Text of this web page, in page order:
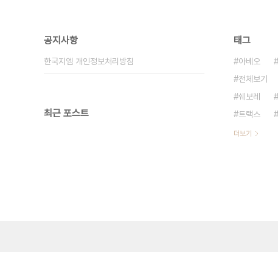
공지사항
한국지엠 개인정보처리방침
최근 포스트
태그
아베오
전체보기
쉐보레
트랙스
더보기